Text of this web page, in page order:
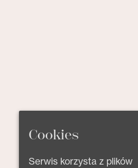
Cookies
Serwis korzysta z plików